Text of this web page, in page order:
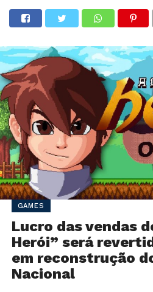
GAMES
Lucro das vendas
Herói” será
em reconstrução
Nacional